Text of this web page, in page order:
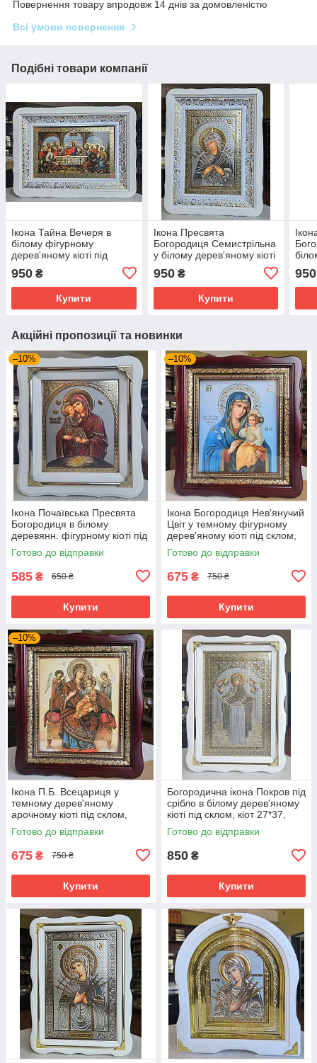
Повернення товару впродовж 14 днів за домовленістю
Всі умови повернення
Подібні товари компанії
Ікона Тайна Вечеря в
білому фігурному
дерев'яному кіоті під
склом, розмір кіота 39*29,
сюжет під срібло 20*30.
950 ₴
Купити
Ікона Пресвята
Богородиця Семистрільна
у білому дерев'яному кіоті
31*41, сюжет 20*30.
950₴
Купити
950
Акційні пропозиції та новинки
–10%
Ікона Почаївська Пресвята
Богородиця в білому
деревянн. фігурному кіоті під
склом, розмір кіота 24*21, лік
15*18
Готово до відправки
585 ₴ 650 ₴
Купити
–10%
Ікона Богородиця Нев'янучий
Цвіт у темному фігурному
дерев'яному кіоті під склом,
розмір кіота 32*28, сюжет
20*24.
Готово до відправки
675 ₴ 750 ₴
Купити
–10%
Ікона П.Б. Всецариця у
темному дерев'яному
арочному кіоті під склом,
розмір 26*23, сюжет 15*18.
Готово до відправки
675 ₴ 750 ₴
Купити
Богородична ікона Покров під
срібло в білому дерев'яному
кіоті під склом, кіот 27*37,
розмір сюжету 20*30.
Готово до відправки
850 ₴
Купити